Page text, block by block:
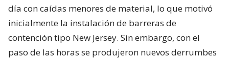
día con caídas menores de material, lo que motivó
inicialmente la instalación de barreras de
contención tipo New Jersey. Sin embargo, con el
paso de las horas se produjeron nuevos derrumbes